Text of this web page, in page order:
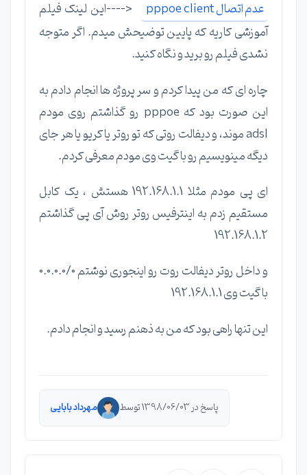
عدم اتصال pppoe client
<----این لینک فیلم
آموزشی کاریه که پایین توضیحش میدم. اگر متوجه
نشدی فیلم رو برید و نگاه کنید.
چاره ای که من پیدا کردم و سر پروژه ها انجام دادم به
این صورت بود که pppoe رو گذاشتم روی مودم
adsl موند، و دیفالت روتی که تو روتر یا کریو یا هر جای
دیگه مینویسیم رو با گیت وی مودم معرفی کردم.
ای پی مودم مثلا 192.168.1.1 هستش ، یک کابل
مستقیم زدم به اینترفیس روتر روش آی پی گذاشتم
192.168.1.2
و داخل روتر دیفالت روت رو اینجوری نوشتم 0.0.0.0/0
با گیت وی 192.168.1.1
این تنها راهی بود که من به ذهنم رسید و انجام دادم.
پاسخ در 1398/06/03 توسط مهرداد بابایی